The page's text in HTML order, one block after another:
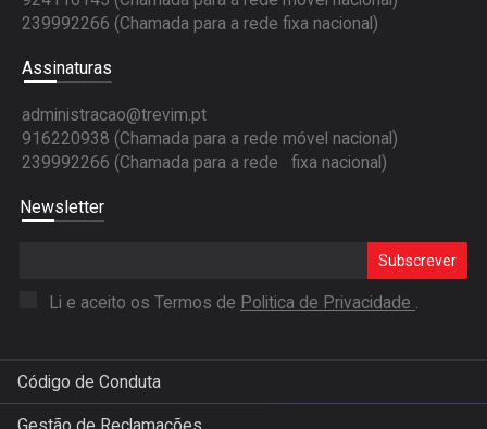
239992266 (Chamada para a rede fixa nacional)
Assinaturas
administracao@trevim.pt
916220938 (Chamada para a rede móvel nacional)
239992266 (Chamada para a rede fixa nacional)
Newsletter
Subscrever
Li e aceito os Termos de Politica de Privacidade
Código de Conduta